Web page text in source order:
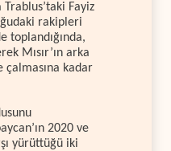
Trablus’taki Fayiz
rakipleri
toplandığında,
Mısır’ın arka
çalmasına kadar
2020 ve
yürüttüğü iki